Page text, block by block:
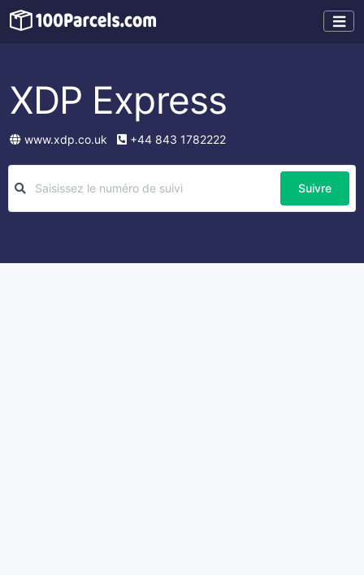
XDP Express
www.xdp.co.uk +44 843 1782222
Suivre